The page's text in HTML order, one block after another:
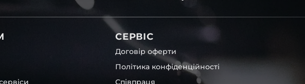
для Land Rover , у
СЕРВІС
Договір оферти
Політика конфіденційності
Співпраця